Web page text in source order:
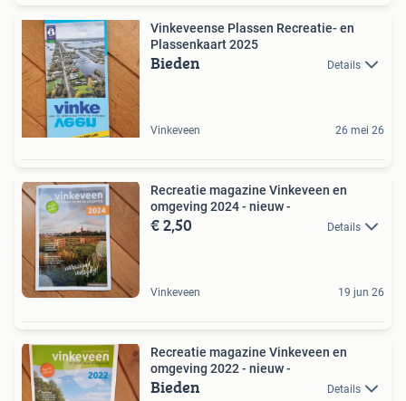
Vinkeveense Plassen Recreatie- en
Plassenkaart 2025
Bieden Details
Vinkeveen 26 mei 26
Recreatie magazine Vinkeveen en
omgeving 2024 - nieuw -
€ 2,50 Details
Vinkeveen 19 jun 26
Recreatie magazine Vinkeveen en
omgeving 2022 - nieuw -
Bieden Details